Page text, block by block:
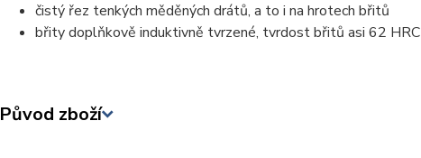
čistý řez tenkých měděných drátů, a to i na hrotech břitů
břity doplňkově induktivně tvrzené, tvrdost břitů asi 62 HRC
Původ zboží